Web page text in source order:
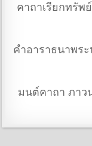
คาถาเรียกทรัพ
คำอาราธนาพร
มนต์คาถา ภาว